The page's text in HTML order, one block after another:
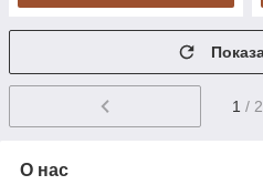
1 / 2
О нас